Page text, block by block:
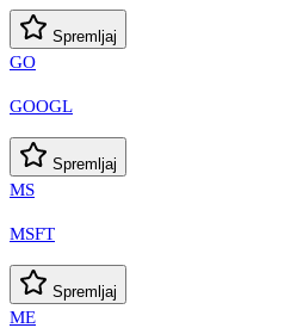
Spremljaj
GO
GOOGL
Spremljaj
MS
MSFT
Spremljaj
ME